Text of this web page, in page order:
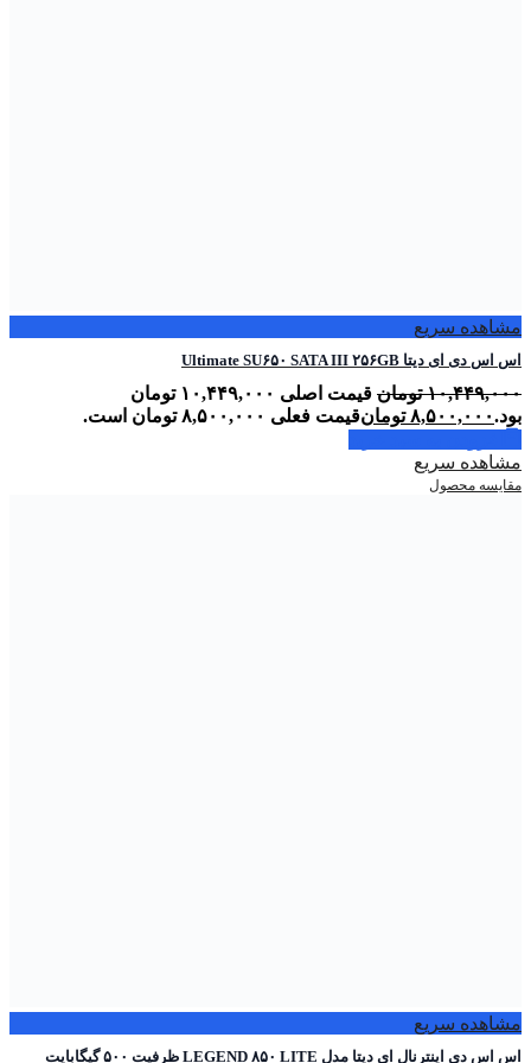
مشاهده سریع
اس اس دی ای دیتا Ultimate SU۶۵۰ SATA III ۲۵۶GB
۱۰,۴۴۹,۰۰۰ تومان
قیمت اصلی ۱۰,۴۴۹,۰۰۰ تومان
بود.۸,۵۰۰,۰۰۰ تومانقیمت فعلی ۸,۵۰۰,۰۰۰ تومان است.
مشاهده سریع
مقایسه محصول
مشاهده سریع
اس اس دی اینترنال ای دیتا مدل LEGEND ۸۵۰ LITE ظرفیت ۵۰۰ گیگابایت